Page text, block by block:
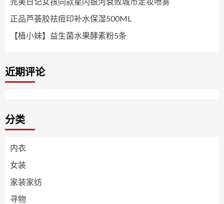
正品芦荟胶祛痘印补水保湿500ML
【植小妹】益生菌水果酵素粉5条
近期评论
分类
内衣
女装
家装家纺
寻物